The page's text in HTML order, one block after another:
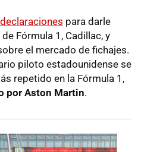
para darle
Fórmula 1, Cadillac, y
el mercado de fichajes.
piloto estadounidense se
repetido en la Fórmula 1,
por Aston Martin.